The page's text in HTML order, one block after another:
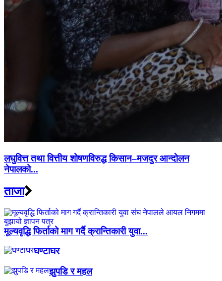
लघुवित्त तथा वित्तीय शोषणविरुद्ध किसान–मजदुर आन्दोलन
नेपालको...
ताजा
मूल्यवृद्धि फिर्ताको माग गर्दै क्रान्तिकारी युवा...
घण्टाघर
झुपडि र महल